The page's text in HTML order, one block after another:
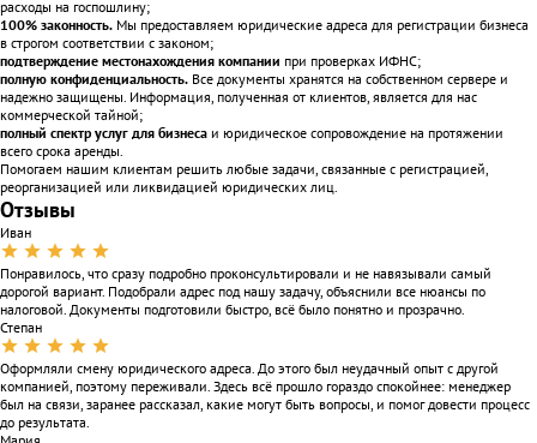
расходы на госпошлину;
100% законность. Мы предоставляем юридические адреса для регистрации бизнеса
в строгом соответствии с законом;
подтверждение местонахождения компании при проверках ИФНС;
полную конфиденциальность. Все документы хранятся на собственном сервере и
надежно защищены. Информация, полученная от клиентов, является для нас
коммерческой тайной;
полный спектр услуг для бизнеса и юридическое сопровождение на протяжении
всего срока аренды.
Помогаем нашим клиентам решить любые задачи, связанные с регистрацией,
реорганизацией или ликвидацией юридических лиц.
Отзывы
Иван
Понравилось, что сразу подробно проконсультировали и не навязывали самый
дорогой вариант. Подобрали адрес под нашу задачу, объяснили все нюансы по
налоговой. Документы подготовили быстро, всё было понятно и прозрачно.
Степан
Оформляли смену юридического адреса. До этого был неудачный опыт с другой
компанией, поэтому переживали. Здесь всё прошло гораздо спокойнее: менеджер
был на связи, заранее рассказал, какие могут быть вопросы, и помог довести процесс
до результата.